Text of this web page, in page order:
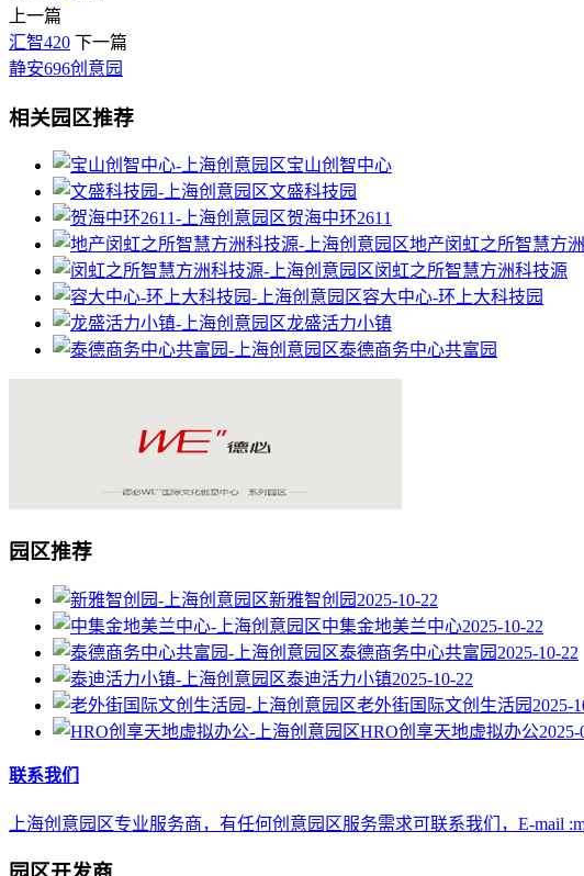
上一篇
汇智420 下一篇
静安696创意园
相关园区推荐
宝山创智中心
文盛科技园
贺海中环2611
地产闵虹之所智慧方
闵虹之所智慧方洲科技源
容大中心-环上大科技园
龙盛活力小镇
泰德商务中心共富园
园区推荐
新雅智创园 2025-10-22
中集金地美兰中心2025-10-22
泰德商务中心共富园 2025-10-22
泰迪活力小镇2025-10-22
老外街国际文创生活园 2025-
HRO创享天地虚拟办公2025-
联系我们
上海创意园区专业服务商，有任何创意园区服务需求可联系我们，E-mail